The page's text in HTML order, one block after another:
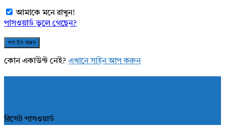
আমাকে মনে রাখুন!
পাসওয়ার্ড ভুলে গেছেন?
কোন একাউন্ট নেই? এখানে সাইন আপ করুন
রিসেট পাসওয়ার্ড